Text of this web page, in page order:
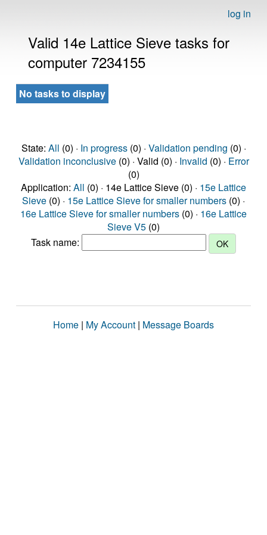
log in
Valid 14e Lattice Sieve tasks for
computer 7234155
No tasks to display
State: All (0) · In progress(0) · Validation pending (0) ·
Validation inconclusive(0) · Valid (0) · Invalid (0) · Error
(0)
Application: All (0) · 14e Lattice Sieve (0) · 15e Lattice
Sieve (0) · 15e Lattice Sieve for smaller numbers (0) ·
16e Lattice Sieve for smaller numbers (0) · 16e Lattice
Sieve V5 (0)
Task name:
Home | My Account | Message Boards